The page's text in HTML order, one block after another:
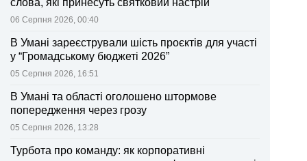
слова, які принесуть святковий настрій
06 Серпня 2026, 00:40
В Умані зареєстрували шість проєктів для участі
у “Громадському бюджеті 2026”
05 Серпня 2026, 16:51
В Умані та області оголошено штормове
попередження через грозу
05 Серпня 2026, 13:28
Турбота про команду: як корпоративні